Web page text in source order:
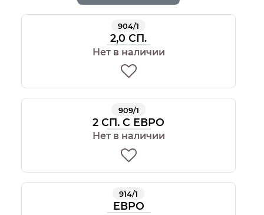
904/1
2,0 СП.
Нет в наличии
909/1
2 СП. С ЕВРО
Нет в наличии
914/1
ЕВРО